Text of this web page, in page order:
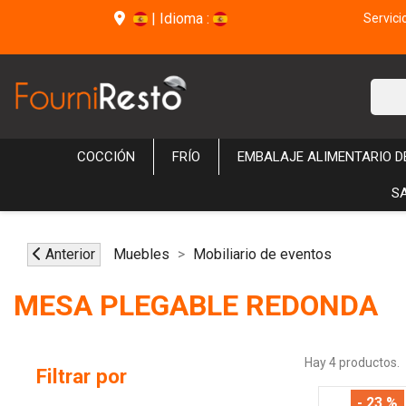
| Idioma :
COCCIÓN FRÍO EMBALAJE ALIMENTARIO
Anterior Muebles Mobiliario de eventos
MESA PLEGABLE REDONDA
Filtrar por
Hay 4 productos.